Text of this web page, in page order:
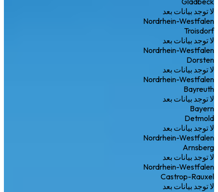
لا توجد بيانات بعد
Nordrhein-Westfalen
Troisdorf
لا توجد بيانات بعد
Nordrhein-Westfalen
Dorsten
لا توجد بيانات بعد
Nordrhein-Westfalen
Bayreuth
لا توجد بيانات بعد
Bayern
Detmold
لا توجد بيانات بعد
Nordrhein-Westfalen
Arnsberg
لا توجد بيانات بعد
Nordrhein-Westfalen
Castrop-Rauxel
لا توجد بيانات بعد